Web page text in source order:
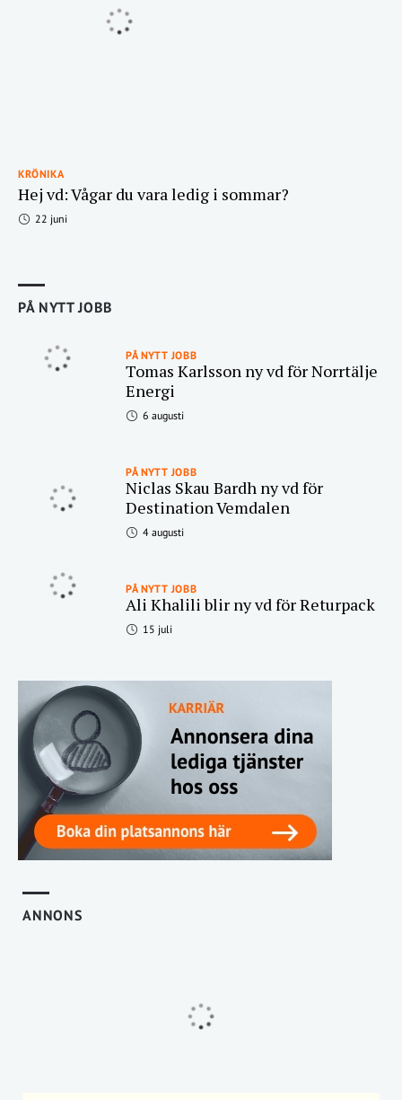
KRÖNIKA
Hej vd: Vågar du vara ledig i sommar?
22 juni
PÅ NYTT JOBB
PÅ NYTT JOBB
Tomas Karlsson ny vd för Norrtälje
Energi
6 augusti
PÅ NYTT JOBB
Niclas Skau Bardh ny vd för
Destination Vemdalen
4 augusti
PÅ NYTT JOBB
Ali Khalili blir ny vd för Returpack
15 juli
ANNONS